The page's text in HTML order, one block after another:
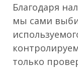
Благодаря
мы сами
только